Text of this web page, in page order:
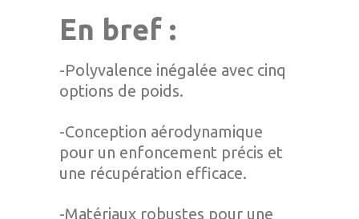
En bref :
-Polyvalence inégalée avec cinq
options de poids.
-Conception aérodynamique
pour un enfoncement précis et
une récupération efficace.
-Matériaux robustes pour une